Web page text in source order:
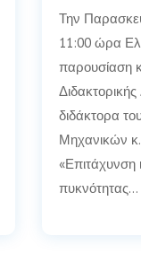
Την
11:00 ώρα
παρουσίαση
διδάκτορα
Μηχανικών
«Επιτάχυνση
πυκνότητας…